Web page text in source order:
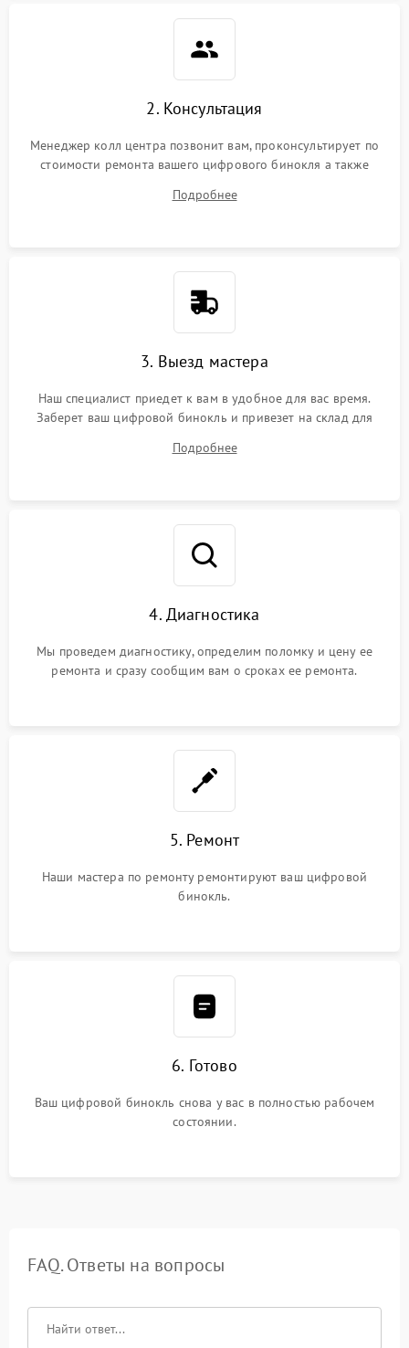
2. Консультация
Менеджер колл центра позвонит вам, проконсультирует по
стоимости ремонта вашего цифрового бинокля а также
Подробнее
3. Выезд мастера
Наш специалист приедет к вам в удобное для вас время.
Заберет ваш цифровой бинокль и привезет на склад для
Подробнее
4. Диагностика
Мы проведем диагностику, определим поломку и цену ее
ремонта и сразу сообщим вам о сроках ее ремонта.
5. Ремонт
Наши мастера по ремонту ремонтируют ваш цифровой
бинокль.
6. Готово
Ваш цифровой бинокль снова у вас в полностью рабочем
состоянии.
FAQ. Ответы на вопросы